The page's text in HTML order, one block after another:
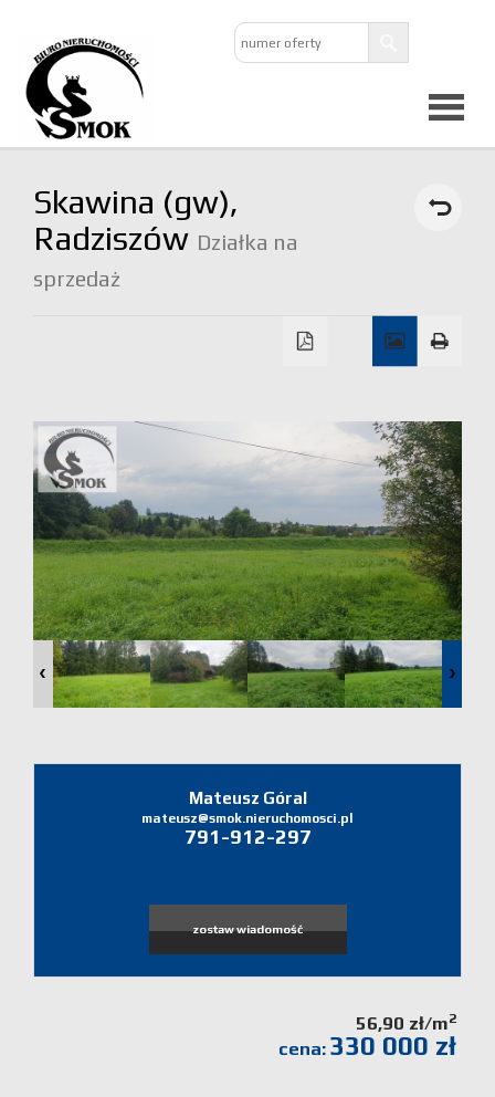
firmie
Domy
Dzialki
Lokale
Zgłoś
Skawina (gw),
Radziszów Działka na
sprzedaż
Mateusz Góral
mateusz@smok.nieruchomosci.pl
791-912-297
zostaw wiadomość
56,90 zł/m2
cena: 330 000 zł